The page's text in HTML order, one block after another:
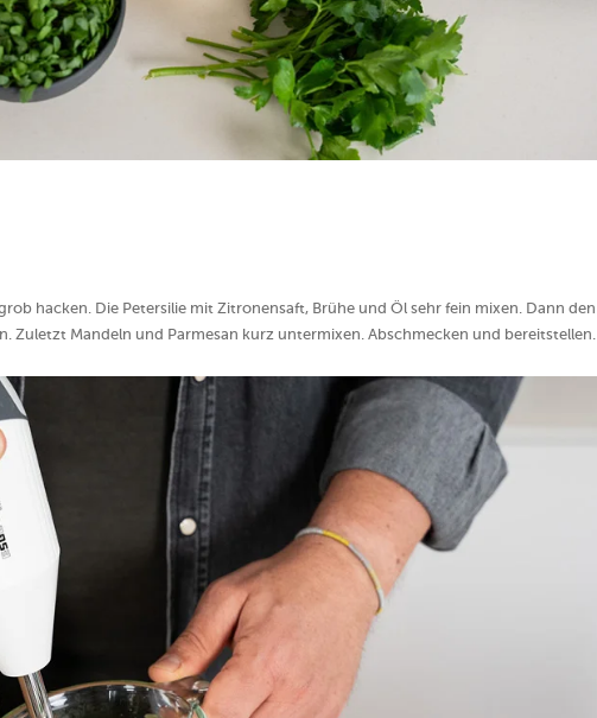
hacken. Die Petersilie mit Zitronensaft, Brühe und Öl sehr fein mixen. Dann den
Zuletzt Mandeln und Parmesan kurz untermixen. Abschmecken und bereitstellen.